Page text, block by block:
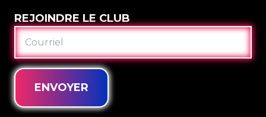
REJOINDRE LE CLUB
COURRIEL
ENVOYER